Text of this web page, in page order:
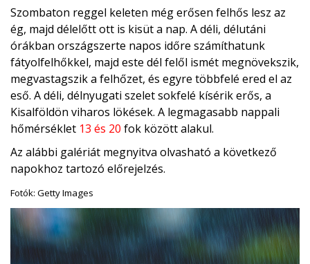
Szombaton reggel keleten még erősen felhős lesz az
ég, majd délelőtt ott is kisüt a nap. A déli, délutáni
órákban országszerte napos időre számíthatunk
fátyolfelhőkkel, majd este dél felől ismét megnövekszik,
megvastagszik a felhőzet, és egyre többfelé ered el az
eső. A déli, délnyugati szelet sokfelé kísérik erős, a
Kisalföldön viharos lökések. A legmagasabb nappali
hőmérséklet 13 és 20 fok között alakul.
Az alábbi galériát megnyitva olvasható a következő
napokhoz tartozó előrejelzés.
Fotók: Getty Images